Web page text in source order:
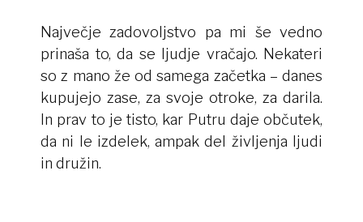
Največje zadovoljstvo pa mi še vedno
prinaša to, da se ljudje vračajo. Nekateri
so z mano že od samega začetka – danes
kupujejo zase, za svoje otroke, za darila.
In prav to je tisto, kar Putru daje občutek,
da ni le izdelek, ampak del življenja ljudi
in družin.